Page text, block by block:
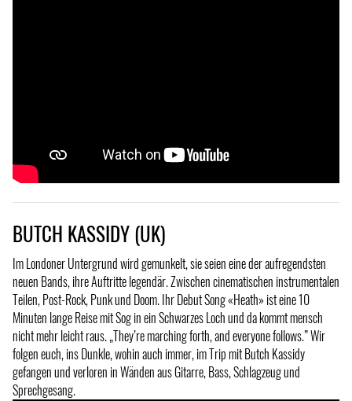
BUTCH KASSIDY (UK)
Im Londoner Untergrund wird gemunkelt, sie seien eine der aufregendsten
neuen Bands, ihre Auftritte legendär. Zwischen cinematischen instrumentalen
Teilen, Post-Rock, Punk und Doom. Ihr Debut Song «Heath» ist eine 10
Minuten lange Reise mit Sog in ein Schwarzes Loch und da kommt mensch
nicht mehr leicht raus. „They’re marching forth, and everyone follows.” Wir
folgen euch, ins Dunkle, wohin auch immer, im Trip mit Butch Kassidy
gefangen und verloren in Wänden aus Gitarre, Bass, Schlagzeug und
Sprechgesang.